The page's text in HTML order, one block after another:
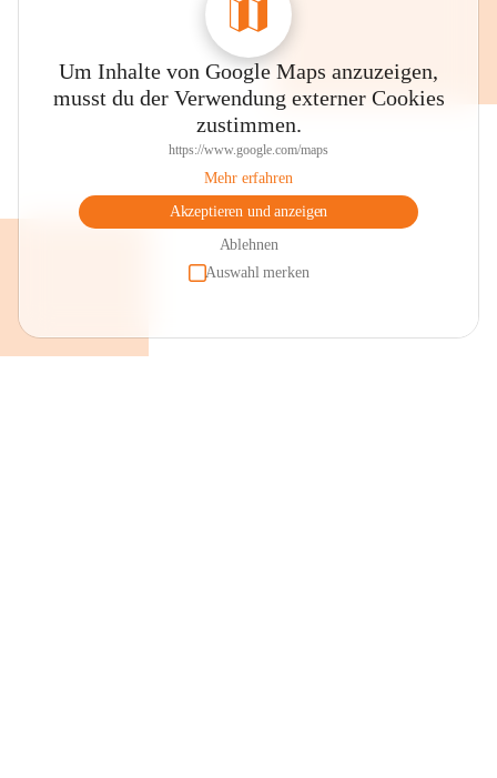
Um Inhalte von Google Maps anzuzeigen,
musst du der Verwendung externer Cookies
zustimmen.
https://www.google.com/maps
Mehr erfahren
Akzeptieren und anzeigen
Ablehnen
Auswahl merken